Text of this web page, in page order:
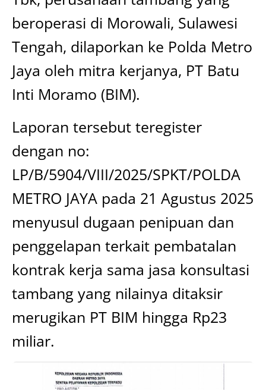
beroperasi di Morowali, Sulawesi
Tengah, dilaporkan ke Polda Metro
Jaya oleh mitra kerjanya, PT Batu
Inti Moramo (BIM).
Laporan tersebut teregister
dengan no:
LP/B/5904/VIII/2025/SPKT/POLDA
METRO JAYA pada 21 Agustus 2025
menyusul dugaan penipuan dan
penggelapan terkait pembatalan
kontrak kerja sama jasa konsultasi
tambang yang nilainya ditaksir
merugikan PT BIM hingga Rp23
miliar.